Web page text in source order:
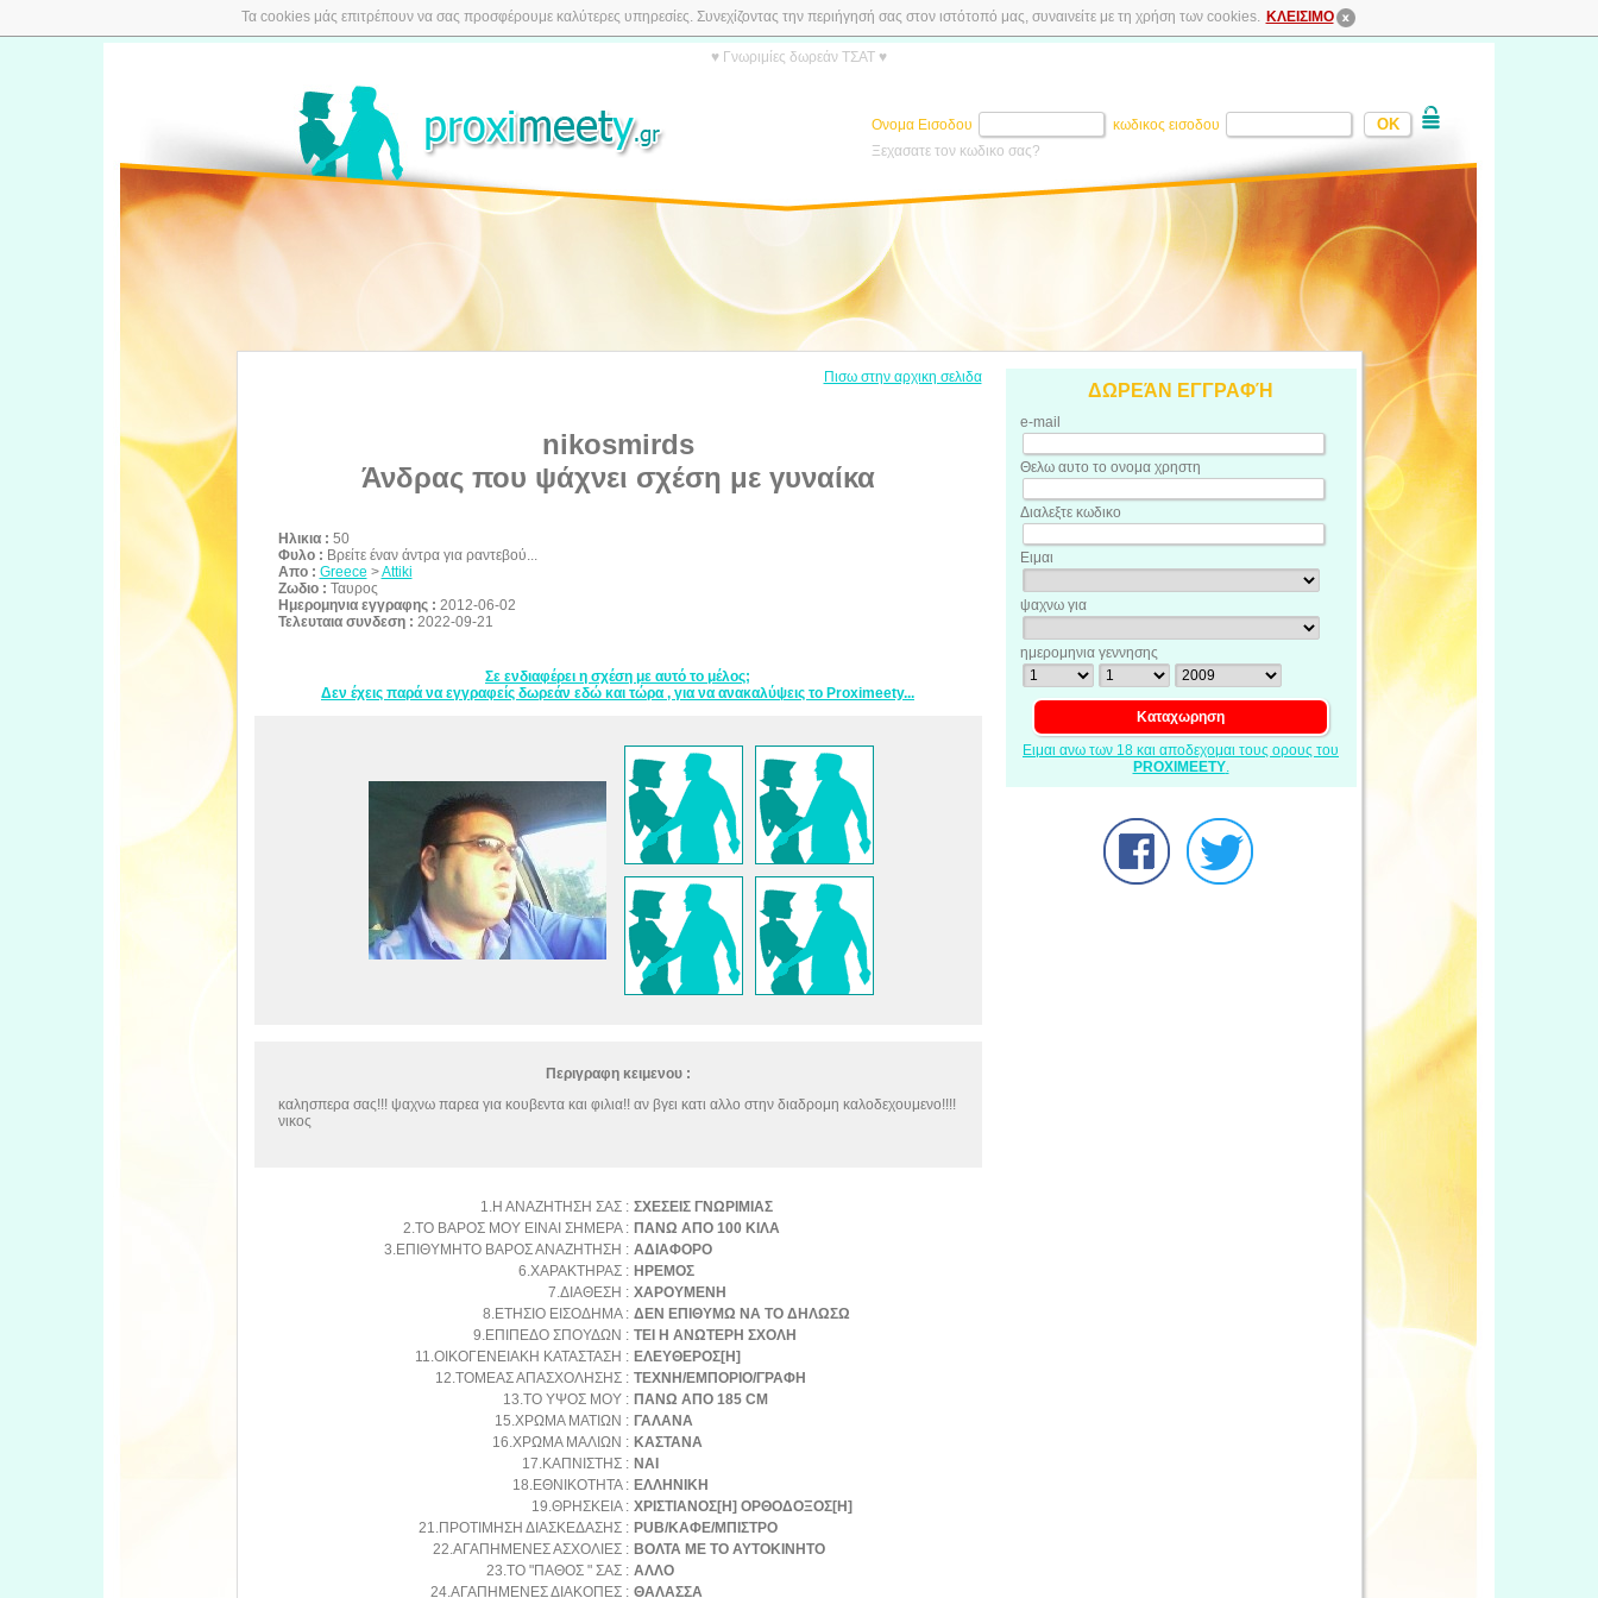
Τα cookies μάς επιτρέπουν να σας προσφέρουμε καλύτερες υπηρεσίες. Συνεχίζοντας την περιήγησή σας στον ιστότοπό μας, συναινείτε με τη χρήση των cookies. ΚΛΕΙΣΙΜΟ
♥ Γνωριμίες δωρεάν ΤΣΑΤ ♥
Ονομα Εισοδου
κωδικος εισοδου
Ξεχασατε τον κωδικο σας?
Πισω στην αρχικη σελιδα
nikosmirds
Άνδρας που ψάχνει σχέση με γυναίκα
Ηλικια : 50
Φυλο : Βρείτε έναν άντρα για ραντεβού...
Απο : Greece >Attiki
Ζωδιο : Ταυρος
Ημερομηνια εγγραφης : 2012-06-02
Τελευταια συνδεση : 2022-09-21
Σε ενδιαφέρει η σχέση με αυτό το μέλος;
Δεν έχεις παρά να εγγραφείς δωρεάν εδώ και τώρα , για να ανακαλύψεις το Proximeety...
Περιγραφη κειμενου :
καλησπερα σας!!! ψαχνω παρεα για κουβεντα και φιλια!! αν βγει κατι αλλο στην διαδρομη καλοδεχουμενο!!!!
νικος
1.Η ΑΝΑΖΗΤΗΣΗ ΣΑΣ : ΣΧΕΣΕΙΣ ΓΝΩΡΙΜΙΑΣ
2.ΤΟ ΒΑΡΟΣ ΜΟΥ ΕΙΝΑΙ ΣΗΜΕΡΑ : ΠΑΝΩ ΑΠΟ 100 ΚΙΛΑ
3.ΕΠΙΘΥΜΗΤΟ ΒΑΡΟΣ ΑΝΑΖΗΤΗΣΗ : ΑΔΙΑΦΟΡΟ
6.ΧΑΡΑΚΤΗΡΑΣ : ΗΡΕΜΟΣ
7.ΔΙΑΘΕΣΗ : ΧΑΡΟΥΜΕΝΗ
8.ΕΤΗΣΙΟ ΕΙΣΟΔΗΜΑ : ΔΕΝ ΕΠΙΘΥΜΩ ΝΑ ΤΟ ΔΗΛΩΣΩ
9.ΕΠΙΠΕΔΟ ΣΠΟΥΔΩΝ : ΤΕΙ Η ΑΝΩΤΕΡΗ ΣΧΟΛΗ
11.ΟΙΚΟΓΕΝΕΙΑΚΗ ΚΑΤΑΣΤΑΣΗ : ΕΛΕΥΘΕΡΟΣ[Η]
12.ΤΟΜΕΑΣ ΑΠΑΣΧΟΛΗΣΗΣ : ΤΕΧΝΗ/ΕΜΠΟΡΙΟ/ΓΡΑΦΗ
13.ΤΟ ΥΨΟΣ ΜΟΥ : ΠΑΝΩ ΑΠΟ 185 CM
15.ΧΡΩΜΑ ΜΑΤΙΩΝ : ΓΑΛΑΝΑ
16.ΧΡΩΜΑ ΜΑΛΙΩΝ : ΚΑΣΤΑΝΑ
17.ΚΑΠΝΙΣΤΗΣ : ΝΑΙ
18.ΕΘΝΙΚΟΤΗΤΑ : ΕΛΛΗΝΙΚΗ
19.ΘΡΗΣΚΕΙΑ : ΧΡΙΣΤΙΑΝΟΣ[Η] ΟΡΘΟΔΟΞΟΣ[Η]
21.ΠΡΟΤΙΜΗΣΗ ΔΙΑΣΚΕΔΑΣΗΣ : PUB/ΚΑΦΕ/ΜΠΙΣΤΡΟ
22.ΑΓΑΠΗΜΕΝΕΣ ΑΣΧΟΛΙΕΣ : ΒΟΛΤΑ ΜΕ ΤΟ ΑΥΤΟΚΙΝΗΤΟ
23.ΤΟ "ΠΑΘΟΣ " ΣΑΣ : ΑΛΛΟ
24.ΑΓΑΠΗΜΕΝΕΣ ΔΙΑΚΟΠΕΣ : ΘΑΛΑΣΣΑ
ΔΩΡΕΆΝ ΕΓΓΡΑΦΉ
e-mail
Θελω αυτο το ονομα χρηστη
Διαλεξτε κωδικο
Ειμαι
ψαχνω για
ημερομηνια γεννησης
Ειμαι ανω των 18 και αποδεχομαι τους ορους του
PROXIMEETY.